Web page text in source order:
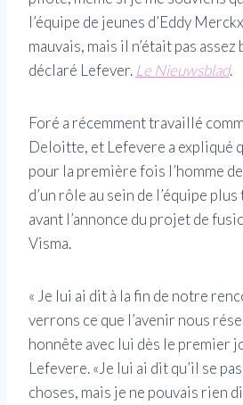
l’équipe de jeunes d’Eddy
mauvais, mais il n’était pas
déclaré Lefever. Le Nieuwsblad.
Foré a récemment travaillé
Deloitte, et Lefevere a expliqué
pour la première fois l’homme
d’un rôle au sein de l’équipe
avant l’annonce du projet de
Visma.
« Je lui ai dit à la fin de notre
verrons ce que l’avenir nous
honnête avec lui dès le premier
Lefevere. «Je lui ai dit qu’il se
choses, mais je ne pouvais rien